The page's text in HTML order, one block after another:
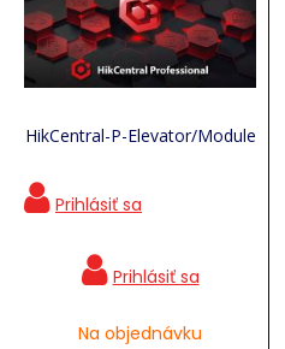
HikCentral-P-Elevator/Module
Na objednávku